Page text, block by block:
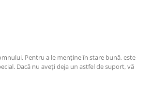
Pentru a le menține în stare bună, este
Dacă nu aveți deja un astfel de suport, vă